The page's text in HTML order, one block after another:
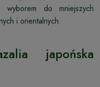
do mniejszych
i orientalnych.
japońska